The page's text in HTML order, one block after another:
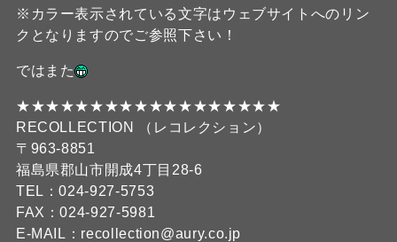
※カラー表示されている文字はウェブサイトへのリン
クとなりますのでご参照下さい！
ではまた
★★★★★★★★★★★★★★★★★★
RECOLLECTION （レコレクション）
〒963-8851
福島県郡山市開成4丁目28-6
TEL：024-927-5753
FAX：024-927-5981
E-MAIL：recollection@aury.co.jp